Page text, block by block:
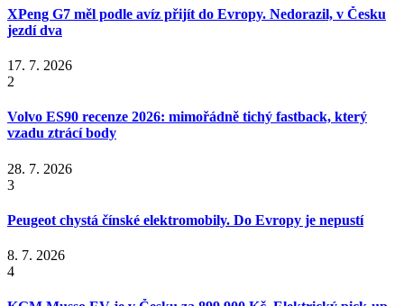
XPeng G7 měl podle avíz přijít do Evropy. Nedorazil, v Česku
jezdí dva
17. 7. 2026
2
Volvo ES90 recenze 2026: mimořádně tichý fastback, který
vzadu ztrácí body
28. 7. 2026
3
Peugeot chystá čínské elektromobily. Do Evropy je nepustí
8. 7. 2026
4